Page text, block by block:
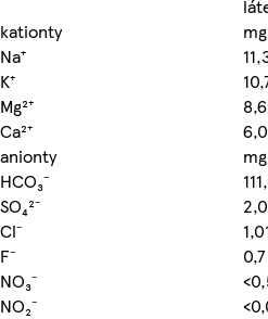
kationty
Na⁺
K⁺
Mg²⁺
8,6
Ca²⁺
6,0
anionty
HCO₃⁻
SO₄²⁻
Cl⁻
F⁻
0,7
NO₃⁻
NO₂⁻